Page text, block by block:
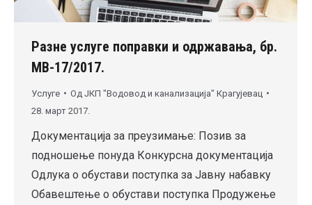
Разне услуге поправки и одржавања, бр.
MВ-17/2017.
Услуге Од ЈКП "Водовод и канализација" Крагујевац
28. март 2017.
Документација за преузимање: Позив за
подношење понуда Конкурсна документација
Одлука о обустави поступка за Јавну набавку
Обавештење о обустави поступка Продужење